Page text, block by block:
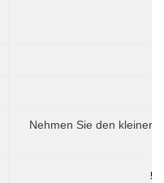
Nehmen Sie den